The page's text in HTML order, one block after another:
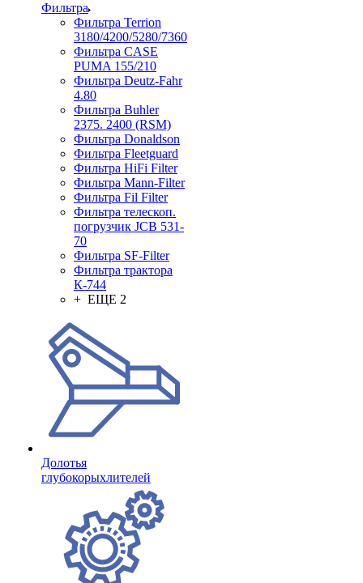
Фильтра
Фильтра Terrion
3180/4200/5280/7360
Фильтра CASE
PUMA 155/210
Фильтра Deutz-Fahr
4.80
Фильтра Buhler
2375. 2400 (RSM)
Фильтра Donaldson
Фильтра Fleetguard
Фильтра HiFi Filter
Фильтра Mann-Filter
Фильтра Fil Filter
Фильтра телескоп.
погрузчик JCB 531-
70
Фильтра SF-Filter
Фильтра трактора
К-744
+ ЕЩЕ 2
Долотья
глубокорыхлителей